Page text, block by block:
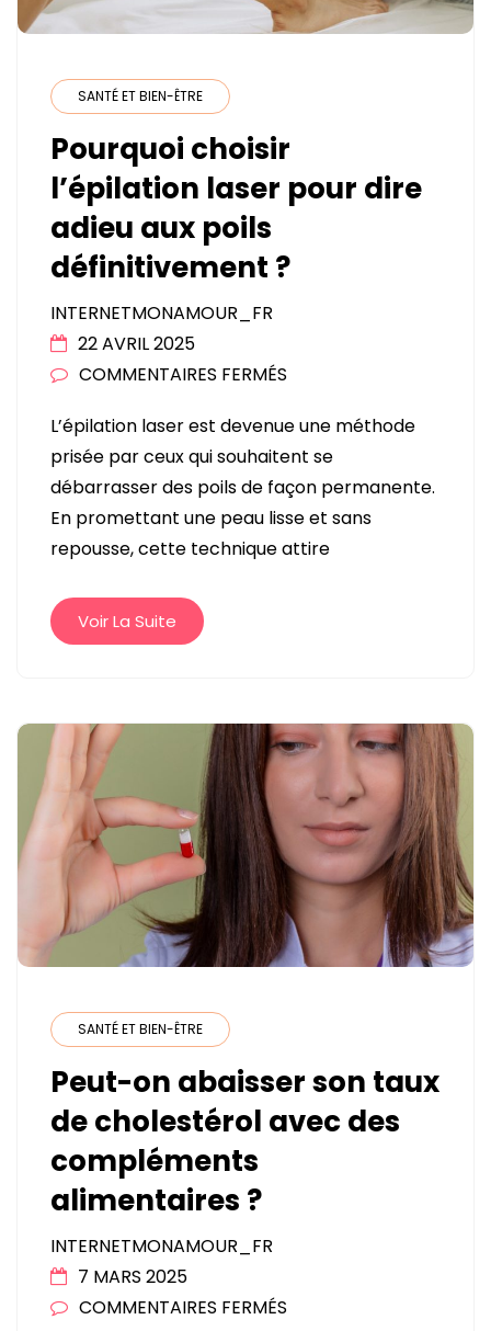
SANTÉ ET BIEN-ÊTRE
Pourquoi choisir
l’épilation laser pour dire
adieu aux poils
définitivement ?
INTERNETMONAMOUR_FR
22 AVRIL 2025
COMMENTAIRES FERMÉS
CHOISIR
L’ÉPILATION
LASER
POUR
DIRE
L’épilation laser est devenue une méthode
prisée par ceux qui souhaitent se
débarrasser des poils de façon permanente.
En promettant une peau lisse et sans
repousse, cette technique attire
Voir La Suite
SANTÉ ET BIEN-ÊTRE
Peut-on abaisser son taux
de cholestérol avec des
compléments
alimentaires ?
INTERNETMONAMOUR_FR
7 MARS 2025
COMMENTAIRES FERMÉS